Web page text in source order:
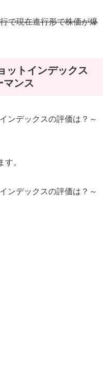
で現在進行形で株価が爆
ットインデックス
マンス
。